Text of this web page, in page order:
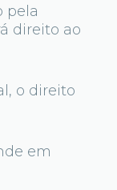
pela
direito ao
o direito
em